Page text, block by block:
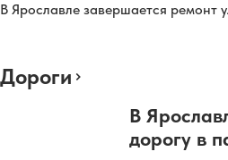
В Ярославле завершается ремонт
Дороги
В
дорогу в